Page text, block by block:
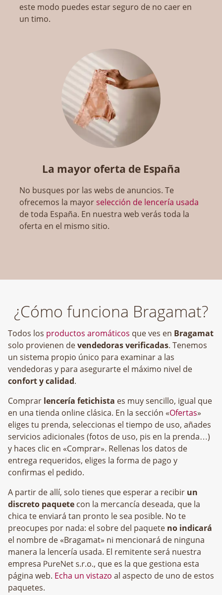
este modo puedes estar seguro de no caer en
un timo.
La mayor oferta de España
No busques por las webs de anuncios. Te
ofrecemos la mayorselección de lencería usada
de toda España. En nuestra web verás toda la
oferta en el mismo sitio.
¿Cómo funciona Bragamat?
Todos los productos aromáticos que ves en Bragamat
solo provienen devendedoras verificadas. Tenemos
un sistema propio único para examinar a las
vendedoras y para asegurarte el máximo nivel de
confort y calidad.
Comprar lencería fetichista es muy sencillo, igual que
en una tienda online clásica. En la sección «Ofertas»
eliges tu prenda, seleccionas el tiempo de uso, añades
servicios adicionales (fotos de uso, pis en la prenda…)
y haces clic en «Comprar». Rellenas los datos de
entrega requeridos, eliges la forma de pago y
confirmas el pedido.
A partir de allí, solo tienes que esperar a recibir un
discreto paquete con la mercancía deseada, que la
chica te enviará tan pronto le sea posible. No te
preocupes por nada: el sobre del paquete no indicará
el nombre de «Bragamat» ni mencionará de ninguna
manera la lencería usada. El remitente será nuestra
empresa
, que es la que gestiona esta
página web. Echa un vistazo al aspecto de uno de estos
paquetes.